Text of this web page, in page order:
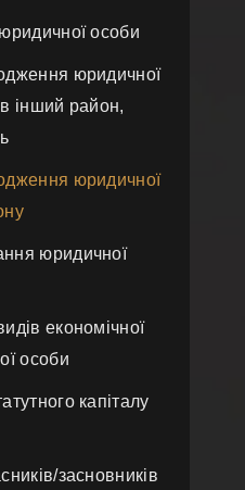
особи
юридичної
інший район,
юридичної
юридичної
економічної
особи
капіталу
засновників